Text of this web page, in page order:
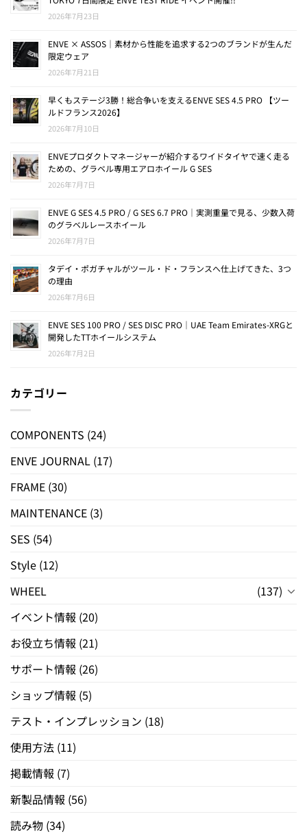
2026年7月23日
ENVE × ASSOS｜素材から性能を追求する2つのブランドが生んだ
限定ウェア
2026年7月21日
早くもステージ3勝！総合争いを支えるENVE SES 4.5 PRO 【ツー
ルドフランス2026】
2026年7月10日
ENVEプロダクトマネージャーが紹介するワイドタイヤで速く走る
ための、グラベル専用エアロホイール G SES
2026年7月7日
ENVE G SES 4.5 PRO / G SES 6.7 PRO｜実測重量で見る、少数入荷
のグラベルレースホイール
2026年7月7日
タデイ・ポガチャルがツール・ド・フランスへ仕上げてきた、3つ
の理由
2026年7月6日
ENVE SES 100 PRO / SES DISC PRO｜UAE Team Emirates-XRGと
開発したTTホイールシステム
2026年7月2日
カテゴリー
COMPONENTS (24)
ENVE JOURNAL (17)
FRAME (30)
MAINTENANCE (3)
SES (54)
Style (12)
WHEEL
(137)
イベント情報 (20)
お役立ち情報 (21)
サポート情報 (26)
ショップ情報 (5)
テスト・インプレッション (18)
使用方法 (11)
掲載情報 (7)
新製品情報 (56)
読み物 (34)